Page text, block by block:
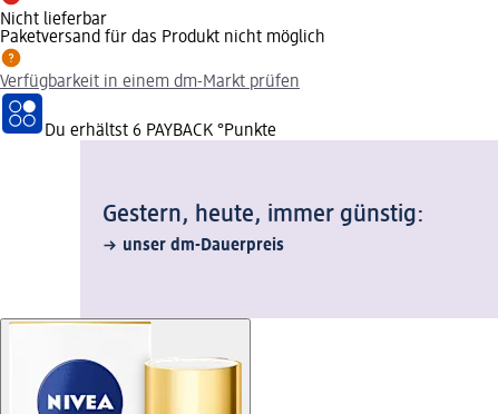
Nicht lieferbar
Paketversand für das Produkt nicht möglich
Verfügbarkeit in einem dm-Markt prüfen
Du erhältst 6 PAYBACK °Punkte
Gestern, heute, immer günstig:
unser dm-Dauerpreis